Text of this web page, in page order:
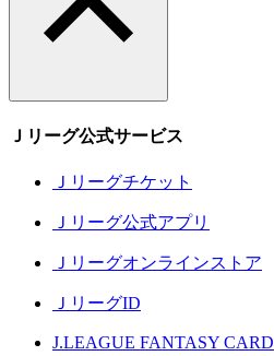
Ｊリーグ公式サービス
Ｊリーグチケット
Ｊリーグ公式アプリ
Ｊリーグオンラインストア
ＪリーグID
J.LEAGUE FANTASY CARD